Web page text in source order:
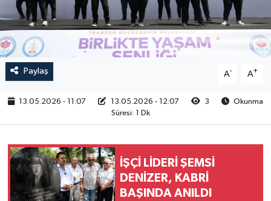
Paylaş A- A+
13.05.2026 - 11:07 13.05.2026 - 12:07 3
Okunma
Süresi: 1 Dk
İŞÇİ LİDERİ ŞEMSİ
DENİZER, KABRİ
BAŞINDA ANILDI
RESMİ İLAN